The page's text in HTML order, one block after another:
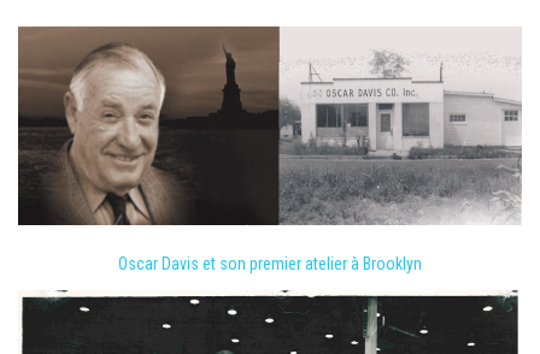
Oscar Davis et son premier atelier à Brooklyn